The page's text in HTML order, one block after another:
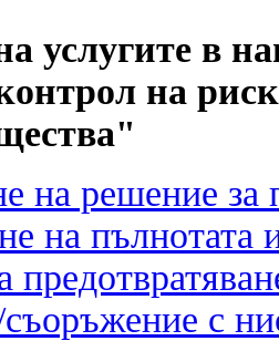
услугите в
на
на решение за
на пълнотата
с